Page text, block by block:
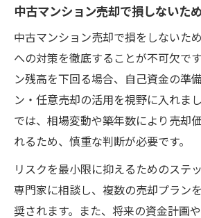
中古マンション売却で損しないた
中古マンション売却で損をしないた
への対策を徹底することが不可欠で
ン残高を下回る場合、自己資金の準
ン・任意売却の活用を視野に入れま
では、相場変動や築年数により売却
れるため、慎重な判断が必要です。
リスクを最小限に抑えるためのステ
専門家に相談し、複数の売却プラン
奨されます。また、将来の資金計画